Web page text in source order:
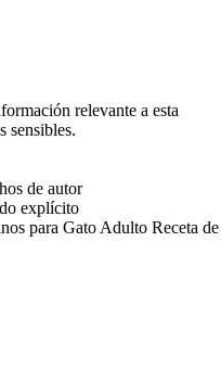
relevante a esta
sensibles.
de autor
explícito
para Gato Adulto Receta de